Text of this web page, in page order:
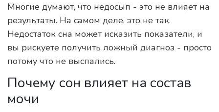
Многие думают, что недосып - это не влияет на
результаты. На самом деле, это не так.
Недостаток сна может исказить показатели, и
вы рискуете получить ложный диагноз - просто
потому что не выспались.
Почему сон влияет на состав
мочи